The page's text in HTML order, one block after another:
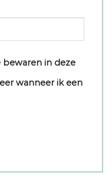
bewaren in deze
wanneer ik een